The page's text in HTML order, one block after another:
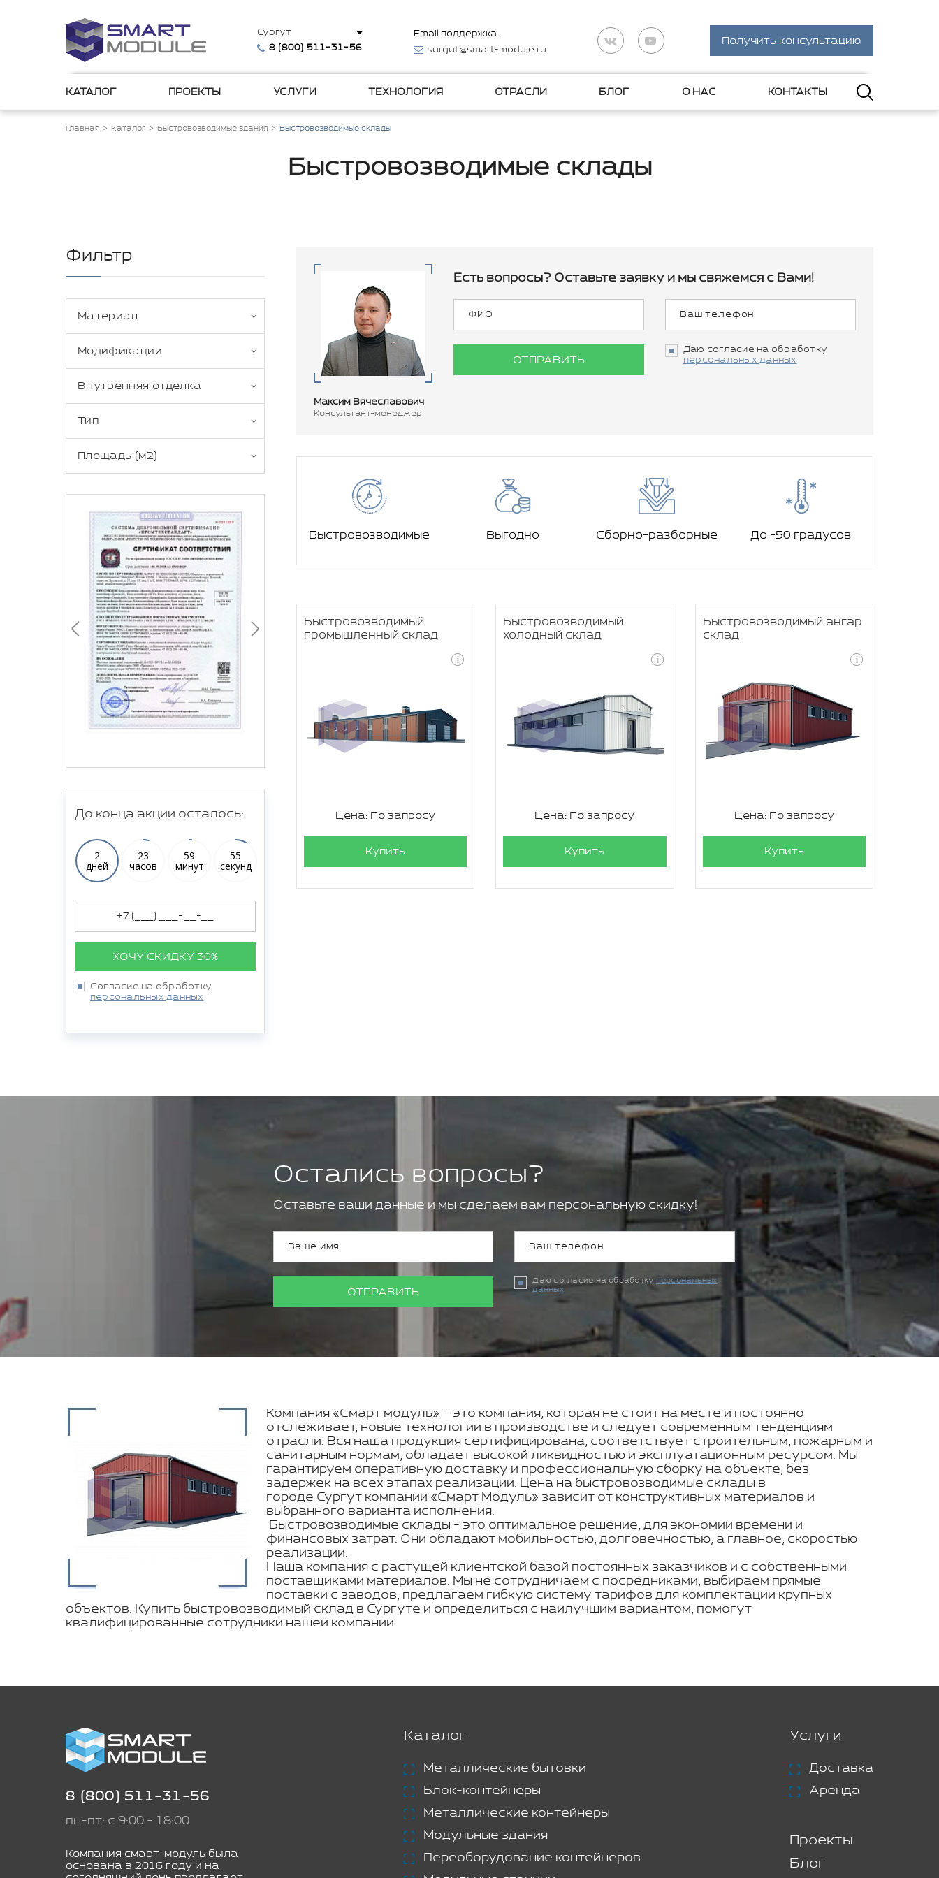
Сургут
8 (800) 511-31-56
Email поддержка:
surgut@smart-module.ru
Получить консультацию
КАТАЛОГ ПРОЕКТЫ УСЛУГИ ТЕХНОЛОГИЯ ОТРАСЛИ БЛОГ О НАС КОНТАКТЫ
Главная Каталог Быстровозводимые здания Быстровозводимые склады
Быстровозводимые склады
Фильтр
Материал
Модификации
Внутренняя отделка
Тип
Площадь (м2)
До конца акции осталось:
2
дней
23
часов
59
минут
54
секунд
ХОЧУ СКИДКУ 30%
Согласие на обработку
персональных данных
Максим Вячеславович
Консультант-менеджер
Есть вопросы? Оставьте заявку и мы свяжемся с Вами!
ОТПРАВИТЬ
Даю согласие на обработку
персональных данных
Быстровозводимые Выгодно Сборно-разборные До -50 градусов
Быстровозводимый
промышленный склад
Цена: По запросу
Купить
Быстровозводимый
холодный склад
Цена: По запросу
Купить
Быстровозводимый ангар
склад
Цена: По запросу
Купить
Остались вопросы?
Оставьте ваши данные и мы сделаем вам персональную скидку!
ОТПРАВИТЬ
Даю согласие на обработку персональных
данных
Компания «Смарт модуль» – это компания, которая не стоит на месте и постоянно
отслеживает, новые технологии в производстве и следует современным тенденциям
отрасли. Вся наша продукция сертифицирована, соответствует строительным, пожарным и
санитарным нормам, обладает высокой ликвидностью и эксплуатационным ресурсом. Мы
гарантируем оперативную доставку и профессиональную сборку на объекте, без
задержек на всех этапах реализации. Цена на быстровозводимые склады в
городе Сургут компании «Смарт Модуль» зависит от конструктивных материалов и
выбранного варианта исполнения.
Быстровозводимые склады - это оптимальное решение, для экономии времени и
финансовых затрат. Они обладают мобильностью, долговечностью, а главное, скоростью
реализации.
Наша компания с растущей клиентской базой постоянных заказчиков и с собственными
поставщиками материалов. Мы не сотрудничаем с посредниками, выбираем прямые
поставки с заводов, предлагаем гибкую систему тарифов для комплектации крупных
объектов. Купить быстровозводимый склад в Сургуте и определиться с наилучшим вариантом, помогут
квалифицированные сотрудники нашей компании.
8 (800) 511-31-56
пн-пт: с 9:00 - 18:00
Компания смарт-модуль была
основана в 2016 году и на
Каталог
Металлические бытовки
Блок-контейнеры
Металлические контейнеры
Модульные здания
Переоборудование контейнеров
Услуги
Доставка
Аренда
Проекты
Блог